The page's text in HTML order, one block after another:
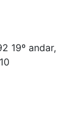
19º andar,